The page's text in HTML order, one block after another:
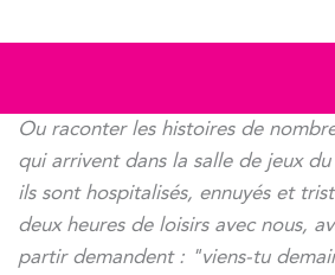
Ou raconter les histoires de
qui arrivent dans la salle de jeux
ils sont hospitalisés, ennuyés et
deux heures de loisirs avec nous,
partir demandent : "viens-tu